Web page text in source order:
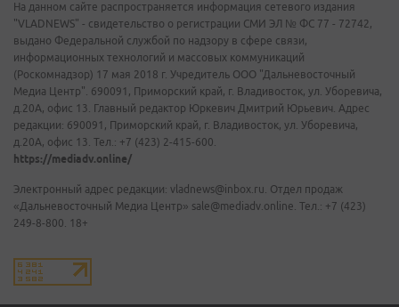
На данном сайте распространяется информация сетевого издания
"VLADNEWS" - свидетельство о регистрации СМИ ЭЛ № ФС 77 - 72742,
выдано Федеральной службой по надзору в сфере связи,
информационных технологий и массовых коммуникаций
(Роскомнадзор) 17 мая 2018 г. Учредитель ООО "Дальневосточный
Медиа Центр". 690091, Приморский край, г. Владивосток, ул. Уборевича,
д.20А, офис 13. Главный редактор Юркевич Дмитрий Юрьевич. Адрес
редакции: 690091, Приморский край, г. Владивосток, ул. Уборевича,
д.20А, офис 13. Тел.: +7 (423) 2-415-600.
https://mediadv.online/
Электронный адрес редакции: vladnews@inbox.ru. Отдел продаж
«Дальневосточный Медиа Центр» sale@mediadv.online. Тел.: +7 (423)
249-8-800. 18+